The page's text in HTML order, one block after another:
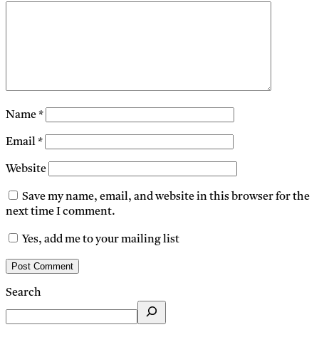
Name*
Email*
Website
Save my name, email, and website in this browser for the
next time I comment.
Yes, add me to your mailing list
Search